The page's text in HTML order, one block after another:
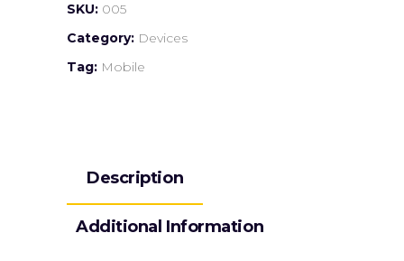
SKU: 005
Category: Devices
Tag: Mobile
Description
Additional Information